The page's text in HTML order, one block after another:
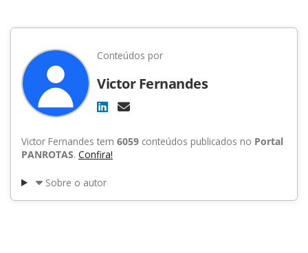
Conteúdos por
Victor Fernandes
Victor Fernandes tem 6059 conteúdos publicados no Portal
PANROTAS. Confira!
Sobre o autor